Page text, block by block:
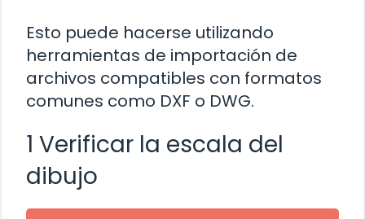
Esto puede hacerse utilizando
herramientas de importación de
archivos compatibles con formatos
comunes como DXF o DWG.
1 Verificar la escala del
dibujo